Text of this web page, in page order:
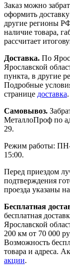
Заказ можно
оформить
другие регионы
наличие товара,
рассчитает
Доставка. По
Ярославской
пункта, в другие
Подробные
странице доставка.
Самовывоз.
МеталлоПроф по
29.
Режим работы:
15:00.
Перед приездом
подтверждения
проезда указаны
Бесплатная
бесплатная
Ярославской
200 км от 70 000
Возможность
товара и адреса.
акции.